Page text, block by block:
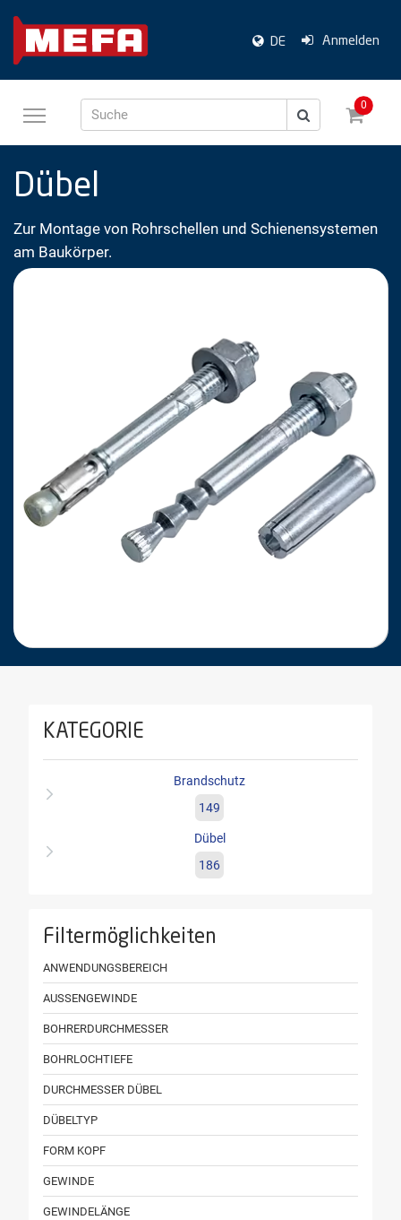
DE Anmelden
Suche
0
Dübel
Zur Montage von Rohrschellen und Schienensystemen
am Baukörper.
KATEGORIE
Brandschutz
149
Dübel
186
Filtermöglichkeiten
ANWENDUNGSBEREICH
AUSSENGEWINDE
BOHRERDURCHMESSER
BOHRLOCHTIEFE
DURCHMESSER DÜBEL
DÜBELTYP
FORM KOPF
GEWINDE
GEWINDELÄNGE